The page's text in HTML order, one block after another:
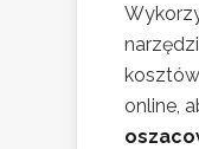
online,